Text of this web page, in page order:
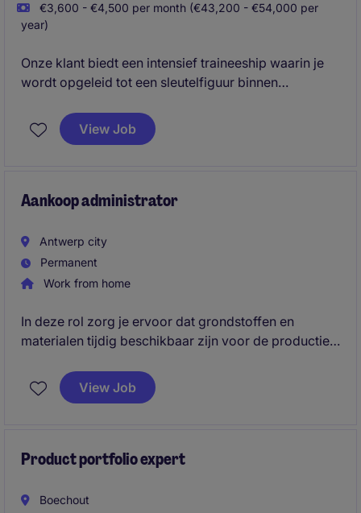
€3,600 - €4,500 per month (€43,200 - €54,000 per
year)
Onze klant biedt een intensief traineeship waarin je
wordt opgeleid tot een sleutelfiguur binnen
analyse, coördinatie en optimalisatie met een
duidelijk groeipad richting een leidinggevende rol.
View Job
Aankoop administrator
Antwerp city
Permanent
Work from home
In deze rol zorg je ervoor dat grondstoffen en
materialen tijdig beschikbaar zijn voor de productie
vlotte bevoorrading.
View Job
Product portfolio expert
Boechout